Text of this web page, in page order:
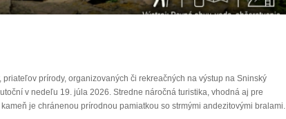
priateľov prírody, organizovaných či rekreačných na výstup na Sninský
v nedeľu 19. júla 2026. Stredne náročná turistika, vhodná aj pre
je chránenou prírodnou pamiatkou so strmými andezitovými bralami.